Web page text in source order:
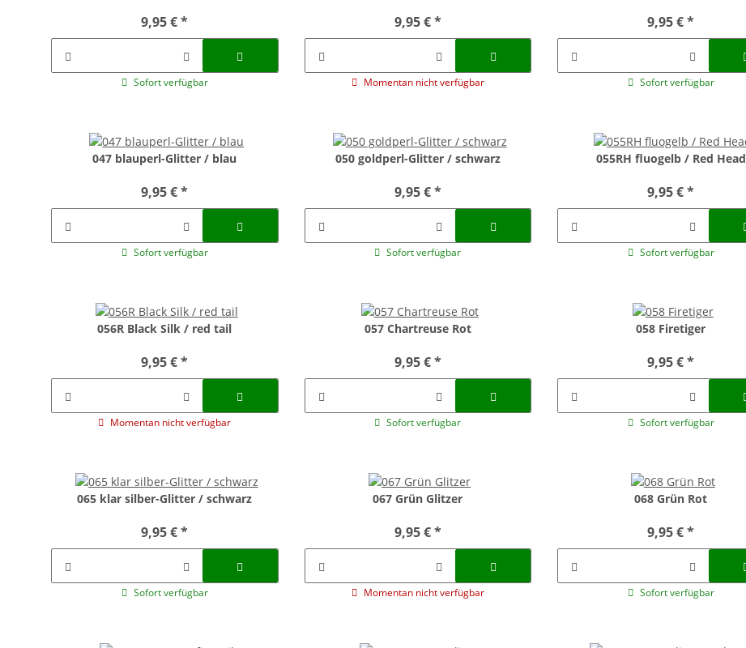
9,95 €*
Sofort verfügbar
9,95 €*
Momentan nicht verfügbar
9,95 €*
Sofort verfügbar
047 blauperl-Glitter / blau
9,95 €*
Sofort verfügbar
050 goldperl-Glitter / schwarz
9,95 €*
Sofort verfügbar
055RH fluogelb / Red Head
9,95 €*
Sofort verfügbar
056R Black Silk / red tail
9,95 €*
Momentan nicht verfügbar
057 Chartreuse Rot
9,95 €*
Sofort verfügbar
058 Firetiger
9,95 €*
Sofort verfügbar
065 klar silber-Glitter / schwarz
9,95 €*
Sofort verfügbar
067 Grün Glitzer
9,95 €*
Momentan nicht verfügbar
068 Grün Rot
9,95 €*
Sofort verfügbar